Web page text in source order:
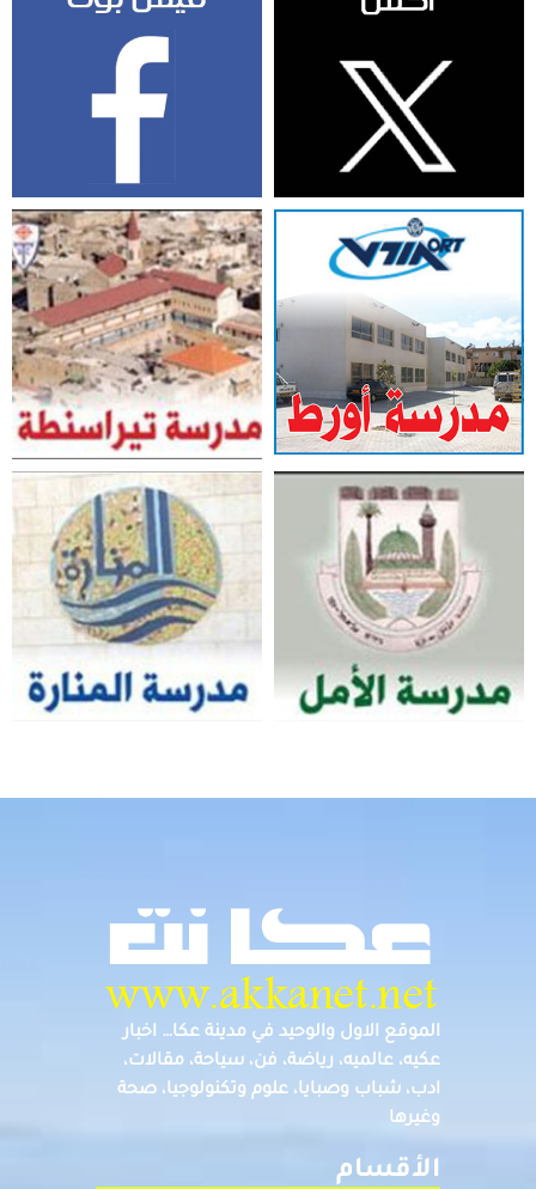
الموقع الاول والوحيد في مدينة عكا… اخبار
عكيه، عالميه، رياضة، فن، سياحة، مقالات،
ادب، شباب وصبايا، علوم وتكنولوجيا، صحة
وغيرها
الأقسام